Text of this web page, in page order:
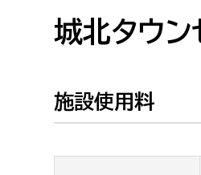
高校生・大学生など
妊産婦
高齢者
市民部
地域政策課
城北タウ
施設使用料